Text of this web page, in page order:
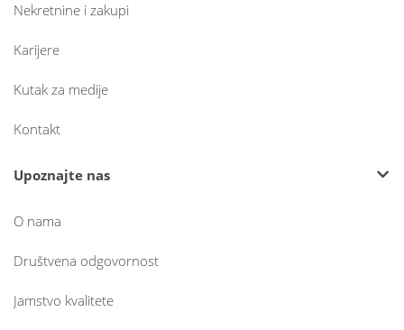
Nekretnine i zakupi
Karijere
Kutak za medije
Kontakt
Upoznajte nas
O nama
Društvena odgovornost
Jamstvo kvalitete